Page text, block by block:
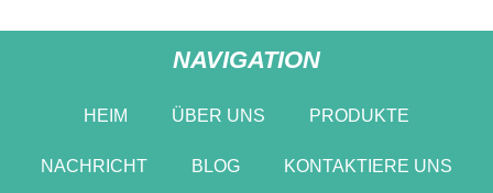
NAVIGATION
HEIM ÜBER UNS PRODUKTE
NACHRICHT BLOG KONTAKTIERE UNS